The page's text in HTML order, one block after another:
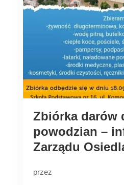
Zbiórka darów
powodzian –
Zarządu
przez